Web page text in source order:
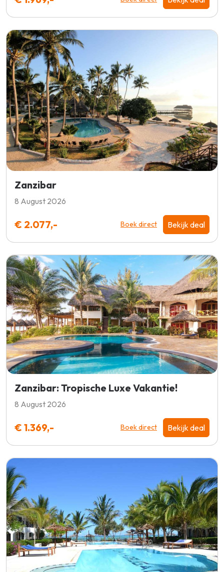
Zanzibar
8 August 2026
€ 2.077,- Boek direct Bekijk deal
Zanzibar: Tropische Luxe Vakantie!
8 August 2026
€ 1.369,- Boek direct Bekijk deal